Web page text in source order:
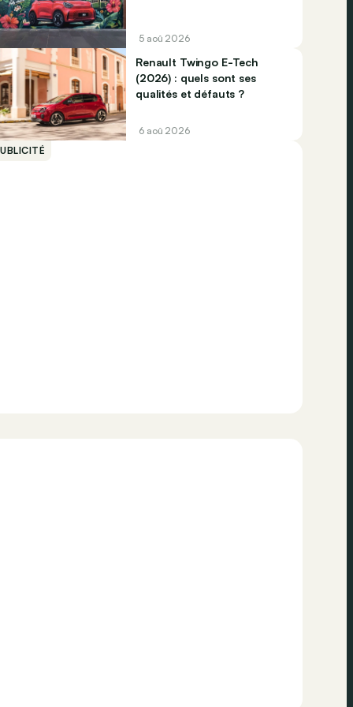
5 aoû 2026
Renault Twingo E-Tech
(2026) : quels sont ses
qualités et défauts ?
6 aoû 2026